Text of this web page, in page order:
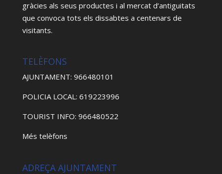
gràcies als seus productes i al mercat d’antiguitats
que convoca tots els dissabtes a centenars de
visitants.
TELÈFONS
AJUNTAMENT: 966480101
POLICIA LOCAL: 619223996
TOURIST INFO: 966480522
Més telèfons
ADREÇA AJUNTAMENT